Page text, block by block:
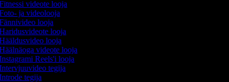
videote looja
ja videolooja
looja
looja
looja
videote looja
Reels'i looja
tegija
tegija